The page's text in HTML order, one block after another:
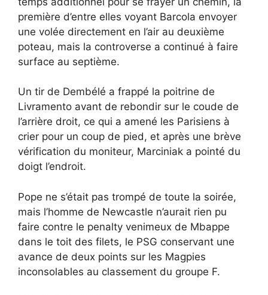
première d’entre elles voyant Barcola envoyer
une volée directement en l’air au deuxième
poteau, mais la controverse a continué à faire
surface au septième.
Un tir de Dembélé a frappé la poitrine de
Livramento avant de rebondir sur le coude de
l’arrière droit, ce qui a amené les Parisiens à
crier pour un coup de pied, et après une brève
vérification du moniteur, Marciniak a pointé du
doigt l’endroit.
Pope ne s’était pas trompé de toute la soirée,
mais l’homme de Newcastle n’aurait rien pu
faire contre le penalty venimeux de Mbappe
dans le toit des filets, le PSG conservant une
avance de deux points sur les Magpies
inconsolables au classement du groupe F.